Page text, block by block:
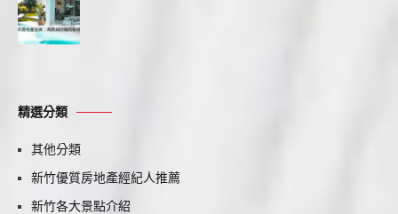
精選分類
其他分類
新竹優質房地產經紀人推薦
新竹各大景點介紹